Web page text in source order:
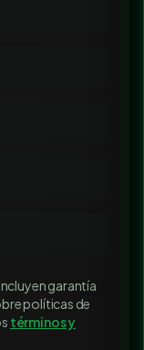
garantía
políticas de
términos y